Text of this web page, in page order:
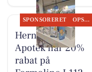
SPONSORERET OPSLAGSTAVLEN
Herning Løve
Apotek har 20%
rabat på